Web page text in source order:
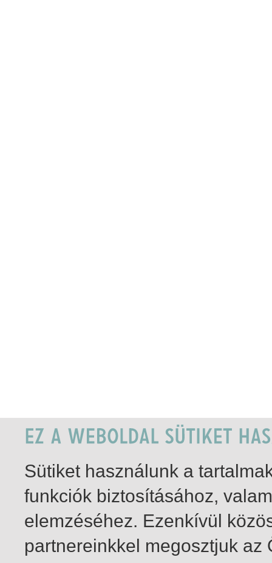
Sütiket használunk a
funkciók biztosításához,
elemzéséhez. Ezenkívül
partnereinkkel megosztjuk